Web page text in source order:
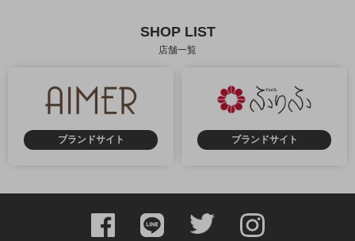
SHOP LIST
店舗一覧
ブランドサイト ブランドサイト